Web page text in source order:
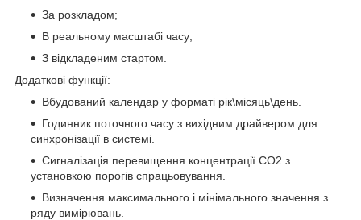
За розкладом;
В реальному масштабі часу;
З відкладеним стартом.
Додаткові функції:
Вбудований календар у форматі рік\місяць\день.
Годинник поточного часу з вихідним драйвером для
синхронізації в системі.
Сигналізація перевищення концентрації СО2 з
установкою порогів спрацьовування.
Визначення максимального і мінімального значення з
ряду вимірювань.